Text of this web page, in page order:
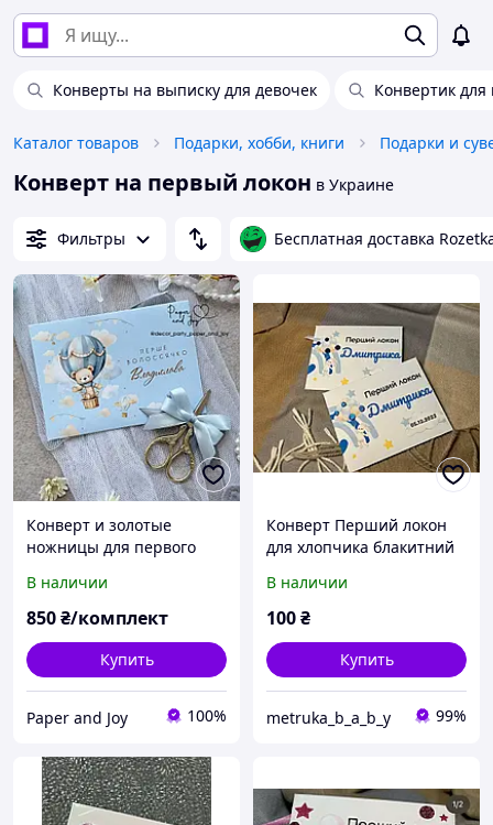
Конверты на выписку для девочек Конвертик для
Каталог товаров Подарки, хобби, книги Подарки и
Конверт на первый локон в Украине
Фильтры Бесплатная доставка
Конверт и золотые
ножницы для первого
В наличии
850₴/комплект
Купить
Paper and Joy 100%
Конверт Перший локон
для хлопчика блакитний
кульками"
В наличии
100₴
Купить
metruka_b_a_b_y 99%